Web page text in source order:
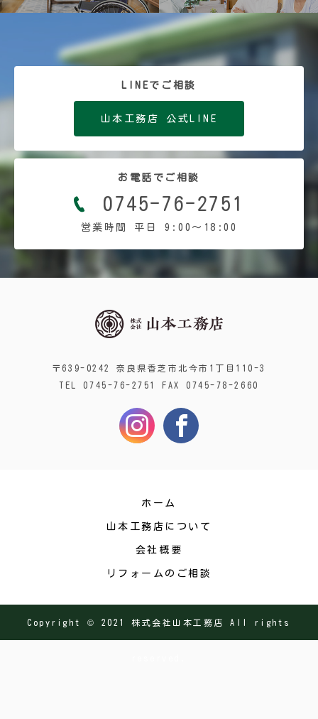
LINEでご相談
山本工務店 公式LINE
お電話でご相談
0745-76-2751
営業時間 平日 9:00〜18:00
〒639-0242 奈良県香芝市北今市1丁目110-3
TEL 0745-76-2751 FAX 0745-78-2660
ホーム
山本工務店について
会社概要
リフォームのご相談
Copyright © 2021 株式会社山本工務店 All rights